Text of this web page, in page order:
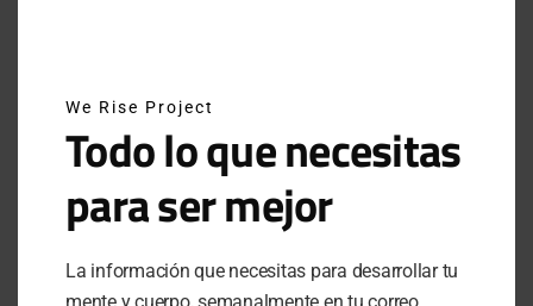
Al hacer clic en este botón, confirmas que has leído y
estas de acuerdo con nuestros términos de uso respecto al
almacenamiento de información enviada por esta forma.
LO MÁS VISTO
We Rise Project
Todo lo que necesitas
para ser mejor
La información que necesitas para desarrollar tu